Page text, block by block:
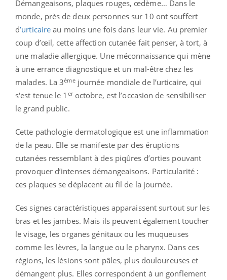
Démangeaisons, plaques rouges, œdème… Dans le
monde, près de deux personnes sur 10 ont souffert
d’urticaire au moins une fois dans leur vie. Au premier
coup d’œil, cette affection cutanée fait penser, à tort, à
une maladie allergique. Une méconnaissance qui mène
à une errance diagnostique et un mal-être chez les
malades. La 3èmejournée mondiale de l’urticaire, qui
s'est tenue le 1 eroctobre, est l’occasion de sensibiliser
le grand public.
Cette pathologie dermatologique est une inflammation
de la peau. Elle se manifeste par des éruptions
cutanées ressemblant à des piqûres d’orties pouvant
provoquer d’intenses démangeaisons. Particularité :
ces plaques se déplacent au fil de la journée.
Ces signes caractéristiques apparaissent surtout sur les
bras et les jambes. Mais ils peuvent également toucher
le visage, les organes génitaux ou les muqueuses
comme les lèvres, la langue ou le pharynx. Dans ces
régions, les lésions sont pâles, plus douloureuses et
démangent plus. Elles correspondent à un gonflement